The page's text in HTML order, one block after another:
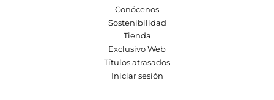
Conócenos
Sostenibilidad
Tienda
Exclusivo Web
Títulos atrasados
Iniciar sesión